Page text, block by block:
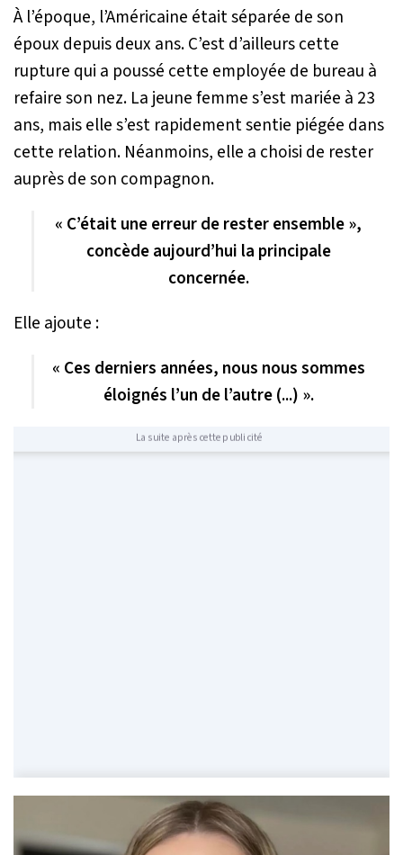
À l’époque, l’Américaine était séparée de son
époux depuis deux ans. C’est d’ailleurs cette
rupture qui a poussé cette employée de bureau à
refaire son nez. La jeune femme s’est mariée à 23
ans, mais elle s’est rapidement sentie piégée dans
cette relation. Néanmoins, elle a choisi de rester
auprès de son compagnon.
« C’était une erreur de rester ensemble »,
concède aujourd’hui la principale
concernée.
Elle ajoute :
« Ces derniers années, nous nous sommes
éloignés l’un de l’autre (...) ».
La suite après cette publicité